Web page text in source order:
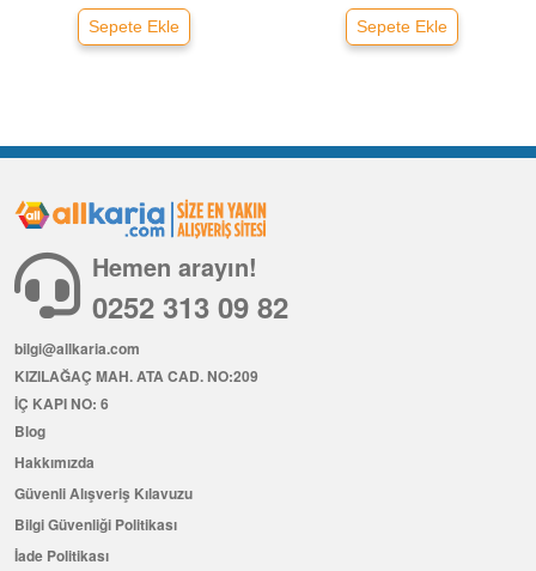
Sepete Ekle Sepete Ekle
Hemen arayın!
0252 313 09 82
bilgi@allkaria.com
KIZILAĞAÇ MAH. ATA CAD. NO:209
İÇ KAPI NO: 6
Blog
Hakkımızda
Güvenli Alışveriş Kılavuzu
Bilgi Güvenliği Politikası
İade Politikası